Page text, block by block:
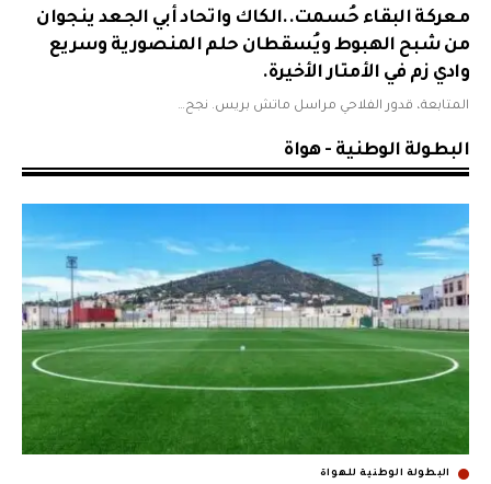
معركة البقاء حُسمت..الكاك واتحاد أبي الجعد ينجوان
من شبح الهبوط ويُسقطان حلم المنصورية وسريع
وادي زم في الأمتار الأخيرة.
المتابعة، قدور الفلاحي مراسل ماتش بريس. نجح…
البطولة الوطنية - هواة
البطولة الوطنية للهواة